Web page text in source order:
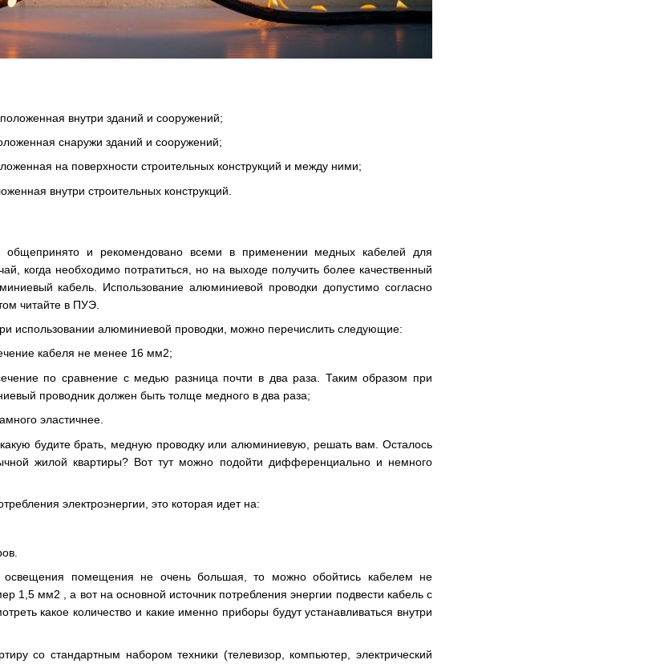
внутри зданий и сооружений;
снаружи зданий и сооружений;
на поверхности строительных конструкций и между ними;
внутри строительных конструкций.
общепринято и рекомендовано всеми в применении медных кабелей для
когда необходимо потратиться, но на выходе получить более качественный
кабель. Использование алюминиевой проводки допустимо согласно
читайте в ПУЭ.
использовании алюминиевой проводки, можно перечислить следующие:
кабеля не менее 16 мм2;
по сравнение с медью разница почти в два раза. Таким образом при
проводник должен быть толще медного в два раза;
эластичнее.
будите брать, медную проводку или алюминиевую, решать вам. Осталось
жилой квартиры? Вот тут можно подойти дифференциально и немного
электроэнергии, это которая идет на:
освещения помещения не очень большая, то можно обойтись кабелем не
1,5 мм2 , а вот на основной источник потребления энергии подвести кабель с
какое количество и какие именно приборы будут устанавливаться внутри
со стандартным набором техники (телевизор, компьютер, электрический